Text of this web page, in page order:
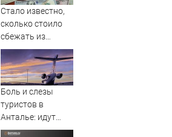
Новости
Стало известно,
сколько стоило
сбежать из
воинской части
на Украине
Боль и слезы
туристов в
Анталье: идут
массовые